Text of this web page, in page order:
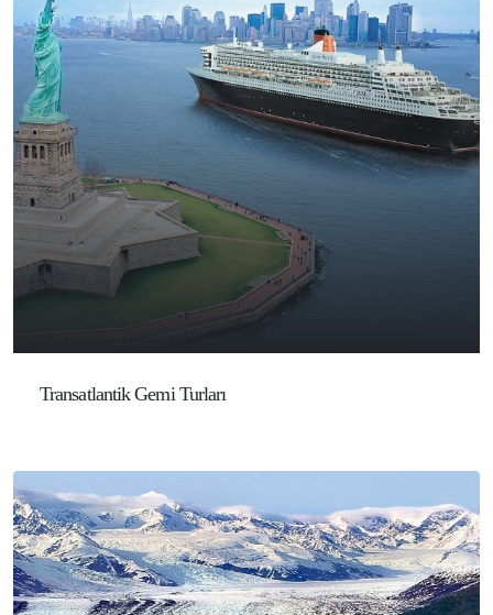
Transatlantik Gemi Turları